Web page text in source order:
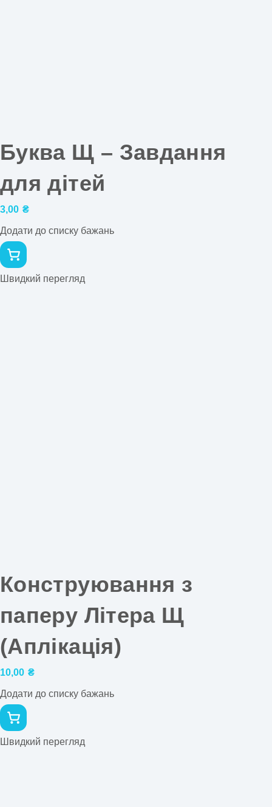
Буква Щ – Завдання
для дітей
3,00 ₴
Додати до списку бажань
Швидкий перегляд
Конструювання з
паперу Літера Щ
(Аплікація)
10,00 ₴
Додати до списку бажань
Швидкий перегляд